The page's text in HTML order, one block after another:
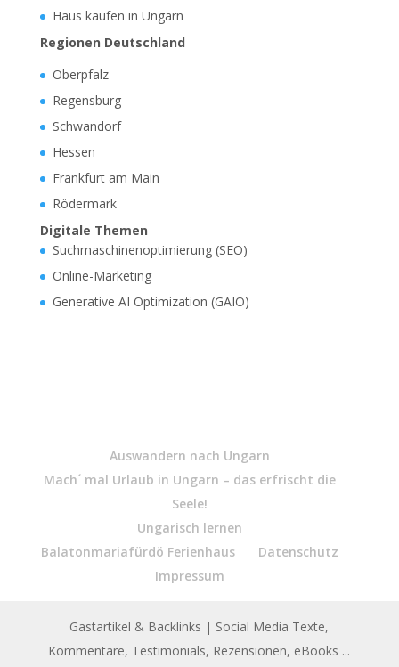
Haus kaufen in Ungarn
Regionen Deutschland
Oberpfalz
Regensburg
Schwandorf
Hessen
Frankfurt am Main
Rödermark
Digitale Themen
Suchmaschinenoptimierung (SEO)
Online-Marketing
Generative AI Optimization (GAIO)
Auswandern nach Ungarn
Mach´ mal Urlaub in Ungarn – das erfrischt die
Seele!
Ungarisch lernen
Balatonmariafürdö Ferienhaus
Datenschutz
Impressum
Gastartikel & Backlinks | Social Media Texte,
Kommentare, Testimonials, Rezensionen, eBooks ...